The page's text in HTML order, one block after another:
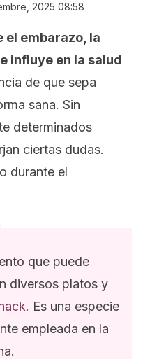
2025 08:58
el embarazo, la
influye en la salud
de que sepa
sana. Sin
determinados
ciertas dudas.
durante el
que puede
diversos platos y
Es una especie
empleada en la